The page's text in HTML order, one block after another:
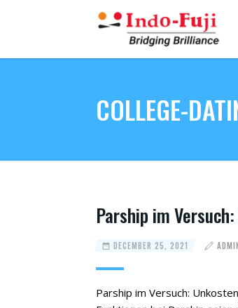
COLLEGE-
Parship im
DECEMBER 25, 2021
Parship im Versuch: